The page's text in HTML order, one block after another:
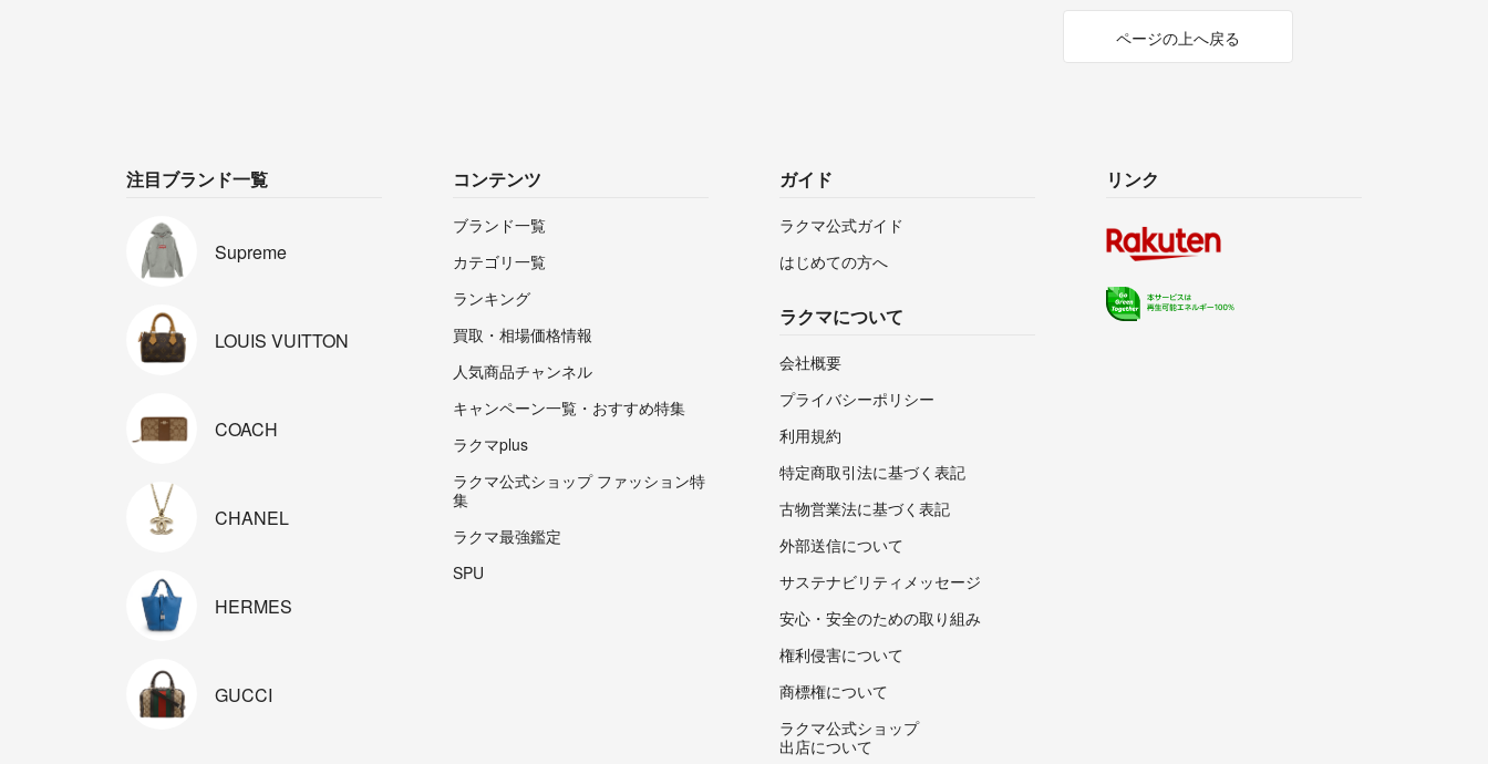
ページの上へ戻る
注目ブランド一覧
Supreme
LOUIS VUITTON
COACH
CHANEL
HERMES
GUCCI
コンテンツ
ブランド一覧
カテゴリ一覧
ランキング
買取・相場価格情報
人気商品チャンネル
キャンペーン一覧・おすすめ特集
ラクマplus
ラクマ公式ショップ ファッション特
集
ラクマ最強鑑定
SPU
ガイド
ラクマ公式ガイド
はじめての方へ
ラクマについて
会社概要
プライバシーポリシー
利用規約
特定商取引法に基づく表記
古物営業法に基づく表記
外部送信について
サステナビリティメッセージ
安心・安全のための取り組み
権利侵害について
商標権について
ラクマ公式ショップ
出店について
リンク